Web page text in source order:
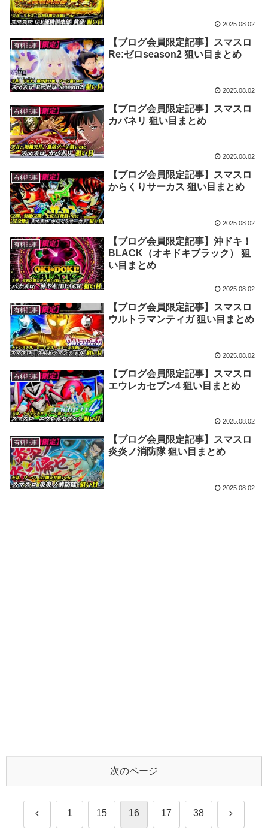
2025.08.02
有料記事
【ブログ会員限定記事】スマスロ
Re:ゼロseason2 狙い目まとめ
2025.08.02
有料記事
【ブログ会員限定記事】スマスロ
カバネリ 狙い目まとめ
2025.08.02
有料記事
【ブログ会員限定記事】スマスロ
からくりサーカス 狙い目まとめ
2025.08.02
有料記事
【ブログ会員限定記事】沖ドキ！
BLACK（オキドキブラック） 狙
い目まとめ
2025.08.02
有料記事
【ブログ会員限定記事】スマスロ
ウルトラマンティガ 狙い目まとめ
2025.08.02
有料記事
【ブログ会員限定記事】スマスロ
エウレカセブン4 狙い目まとめ
2025.08.02
有料記事
【ブログ会員限定記事】スマスロ
炎炎ノ消防隊 狙い目まとめ
2025.08.02
次のページ
前 1 15 16 17 38 次